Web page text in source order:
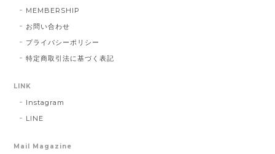
MEMBERSHIP
お問い合わせ
プライバシーポリシー
特定商取引法に基づく表記
LINK
Instagram
LINE
Mail Magazine